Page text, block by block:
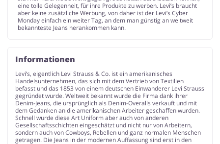
eine tolle Gelegenheit, für ihre Produkte zu werben. Levi’s braucht
aber keine zusätzliche Werbung, von daher ist der Levi’s Cyber
Monday einfach ein weiter Tag, an dem man günstig an weltweit
bekannteste Jeans herankommen kann.
Informationen
Levi’s, eigentlich Levi Strauss & Co. ist ein amerikanisches
Handelsunternehmen, das sich mit dem Vertrieb von Textilien
befasst und das 1853 von einem deutschen Einwanderer Levi Strauss
gegründet wurde. Weltweit bekannt wurde die Firma dank ihrer
Denim-Jeans, die ursprünglich als Denim-Overalls verkauft und mit
dem Gedanken an die amerikanischen Arbeiter geschaffen wurden.
Schnell wurde diese Art Uniform aber auch von anderen
Gesellschaftsschichten eingeschätzt und nicht nur von Arbeitern,
sondern auch von Cowboys, Rebellen und ganz normalen Menschen
getragen. Die Jeans in der modernen Auffassung sind erst in den